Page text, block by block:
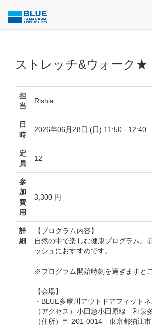
ストレッチ&ウォーク★
担
当
Rishia
日
時
2026年06月28日 (日) 11:50 - 12:40
定
員
12
参
加
費
用
3,300 円
詳
細
【プログラム内容】
自然の中で楽しむ健康プログラム。
ッシュにおすすめです。
※プログラム開始時刻を過ぎますと
【会場】
・BLUE多摩川アウトドアフィッ
（アクセス）小田急小田原線「和
（住所）〒 201-0014 東京都狛江